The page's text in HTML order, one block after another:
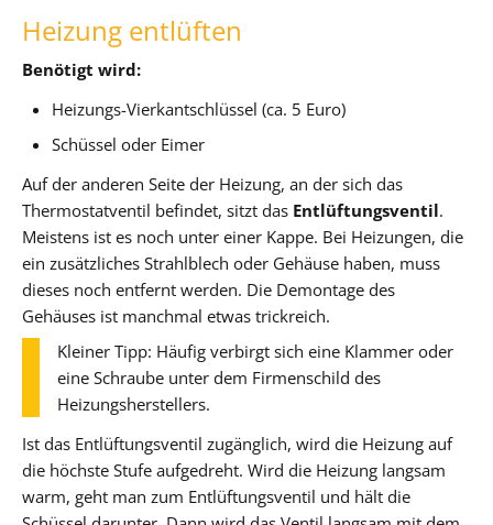
Heizung entlüften
Benötigt wird:
Heizungs-Vierkantschlüssel (ca. 5 Euro)
Schüssel oder Eimer
Auf der anderen Seite der Heizung, an der sich das
Thermostatventil befindet, sitzt das Entlüftungsventil.
Meistens ist es noch unter einer Kappe. Bei Heizungen, die
ein zusätzliches Strahlblech oder Gehäuse haben, muss
dieses noch entfernt werden. Die Demontage des
Gehäuses ist manchmal etwas trickreich.
Kleiner Tipp: Häufig verbirgt sich eine Klammer oder
eine Schraube unter dem Firmenschild des
Heizungsherstellers.
Ist das Entlüftungsventil zugänglich, wird die Heizung auf
die höchste Stufe aufgedreht. Wird die Heizung langsam
warm, geht man zum Entlüftungsventil und hält die